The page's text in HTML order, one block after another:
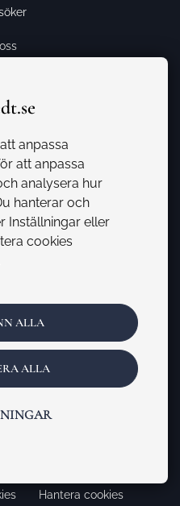
Hantera cookies
anpassa
att anpassa
analysera hur
hanterar och
Inställningar eller
cookies
ALLA
ALLA